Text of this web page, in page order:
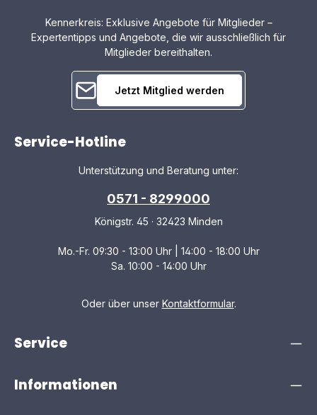
Kennerkreis: Exklusive Angebote für Mitglieder –
Expertentipps und Angebote, die wir ausschließlich für
Mitglieder bereithalten.
Jetzt Mitglied werden
Service-Hotline
Unterstützung und Beratung unter:
0571 - 8299000
Königstr. 45 · 32423 Minden
Mo.-Fr. 09:30 - 13:00 Uhr | 14:00 - 18:00 Uhr
Sa. 10:00 - 14:00 Uhr
Oder über unser Kontaktformular.
Service
Informationen